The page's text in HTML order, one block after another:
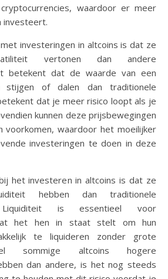
waardoor er meer
investeert.
investeringen in altcoins is dat ze
vertonen dan andere
betekent dat de waarde van een
stijgen of dalen dan traditionele
dat je meer risico loopt als je
kunnen deze prijsbewegingen
voorkomen, waardoor het moeilijker
investeringen te doen in deze
het investeren in altcoins is dat ze
hebben dan traditionele
Liquiditeit is essentieel voor
het hen in staat stelt om hun
te liquideren zonder grote
sommige altcoins hogere
dan andere, is het nog steeds